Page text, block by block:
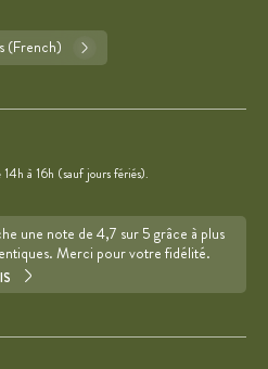
(French)
à 16h (sauf jours fériés).
une note de 4,7 sur 5 grâce à plus
Merci pour votre fidélité.